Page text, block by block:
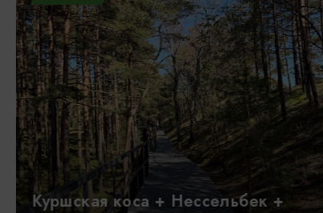
Пешеходная экскурсия по